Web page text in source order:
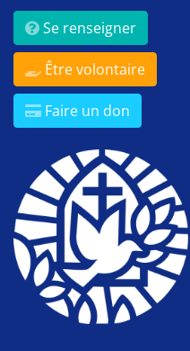
Se renseigner
Être volontaire
Faire un don